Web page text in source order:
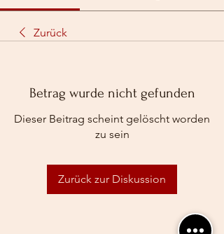
Zurück
Betrag wurde nicht gefunden
Dieser Beitrag scheint gelöscht worden
zu sein
Zurück zur Diskussion